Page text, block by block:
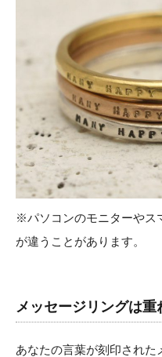
※パソコンのモニターやス
が違うことがあります。
メッセージリングは重
あなたの言葉が刻印された